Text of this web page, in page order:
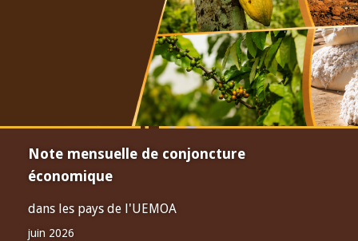
Note mensuelle de conjoncture
économique
dans les pays de l'UEMOA
juin 2026